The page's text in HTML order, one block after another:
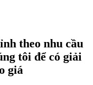
theo nhu cầu
tôi để có giải
giá